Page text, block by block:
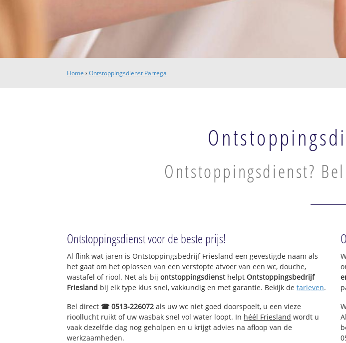
Home ›Ontstoppingsdienst Parrega
Ontstoppingsdienst?
Ontstoppingsdienst voor de beste prijs!
Al flink wat jaren is Ontstoppingsbedrijf Friesland een gevestigde naam als
het gaat om het oplossen van een verstopte afvoer van een wc, douche,
wastafel of riool. Net als bijontstoppingsdiensthelptOntstoppingsbedrijf
Friesland bij elk type klus snel, vakkundig en met garantie. Bekijk detarieven.
Bel direct ☎ 0513-226072 als uw wc niet goed doorspoelt, u een vieze
rioollucht ruikt of uw wasbak snel vol water loopt. In héél Friesland wordt u
vaak dezelfde dag nog geholpen en u krijgt advies na afloop van de
werkzaamheden.